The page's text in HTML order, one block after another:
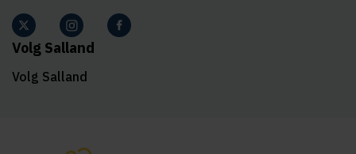
Volg Salland
Volg Salland